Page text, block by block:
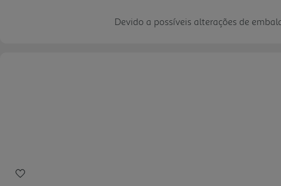
Devido a possíveis alterações de